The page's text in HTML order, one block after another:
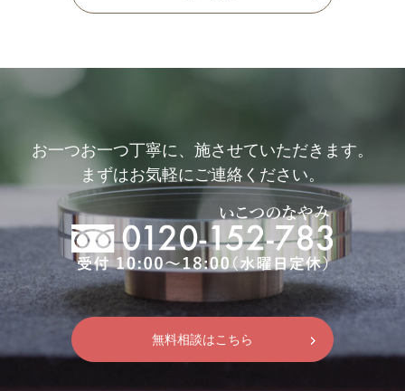
お一つお一つ丁寧に、施させていただきます。
まずはお気軽にご連絡ください。
無料相談はこちら